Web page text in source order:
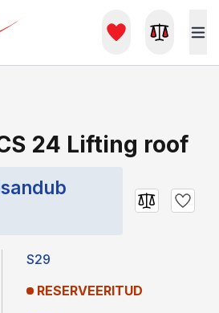
24 Lifting roof
S29
RESERVEERITUD